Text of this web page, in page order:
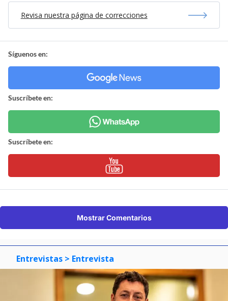
Revisa nuestra página de correcciones
Síguenos en:
Suscríbete en:
Suscríbete en:
Mostrar Comentarios
Entrevistas > Entrevista